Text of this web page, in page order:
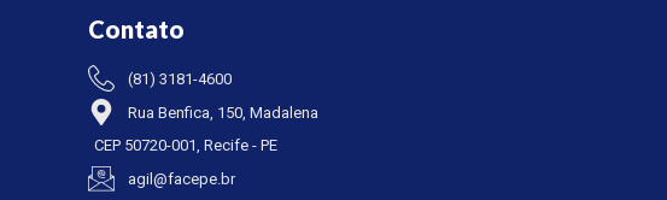
Contato
(81) 3181-4600
Rua Benfica, 150, Madalena
CEP 50720-001, Recife - PE
agil@facepe.br